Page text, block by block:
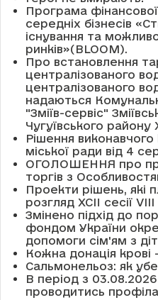
Програма
середніх бізнесів
існування та
ринків»(BLOOM).
Про встановлення
централізованого
централізованого
надаються
"Зміїв-сервіс"
Чугуївського району
Рішення
міської ради від 4
ОГОЛОШЕННЯ про
торгів з
Проекти рішень, які
розгляд XCII сесії
Змінено підхід до
фондом України
допомоги сім'ям з
Кожна донація
Сальмонельоз: як
В період з
проводитись